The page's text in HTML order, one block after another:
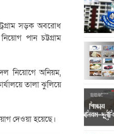
সড়ক অবরোধ
পান চট্টগ্রাম
নিয়োগে অনিয়ম,
তালা ঝুলিয়ে
দেওয়া হয়েছে।